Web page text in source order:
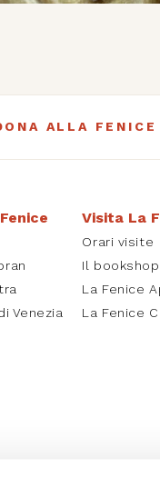
ALLA FENICE
Venezia
Visita La
Orari visite
Il bookshop
La Fenice
La Fenice